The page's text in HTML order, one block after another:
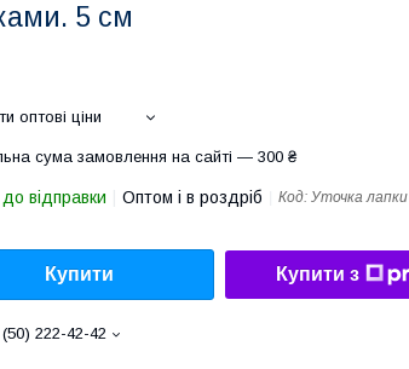
5 см
оптові ціни
сума замовлення на сайті — 300 ₴
відправки Оптом і в роздріб Код: Уточка лапки
Купити Купити з
222-42-42